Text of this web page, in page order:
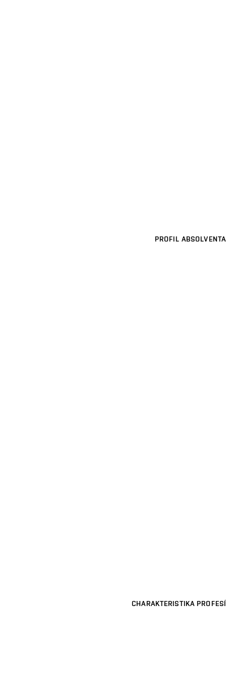
PROFIL ABSOLVENTA
CHARAKTERISTIKA PROFESÍ